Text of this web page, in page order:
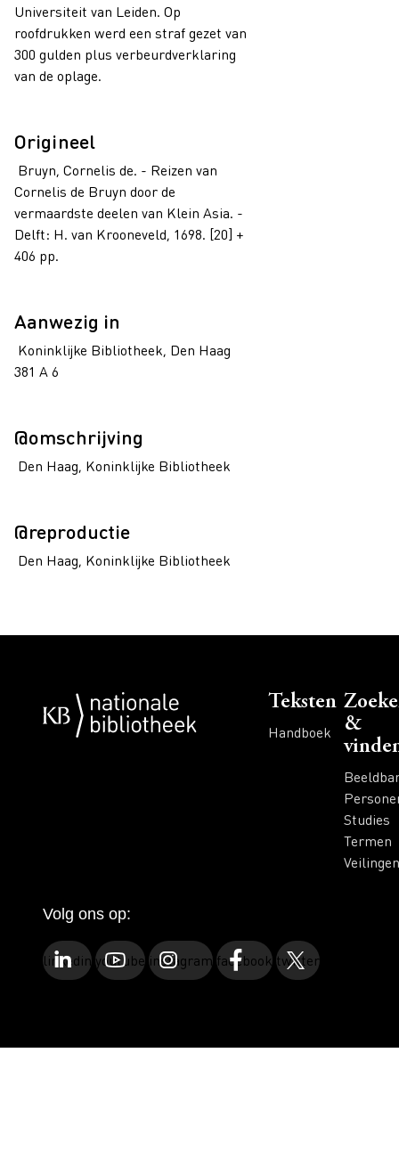
Universiteit van Leiden. Op
roofdrukken werd een straf gezet van
300 gulden plus verbeurdverklaring
van de oplage.
Origineel
Bruyn, Cornelis de. - Reizen van
Cornelis de Bruyn door de
vermaardste deelen van Klein Asia. -
Delft: H. van Krooneveld, 1698. [20] +
406 pp.
Aanwezig in
Koninklijke Bibliotheek, Den Haag
381 A 6
@omschrijving
Den Haag, Koninklijke Bibliotheek
@reproductie
Den Haag, Koninklijke Bibliotheek
Voet
Teksten
Handboek
&
Studies
Termen
Veilingen
Volg ons op:
linkedinyoutubeinstagramfacebooktwitter